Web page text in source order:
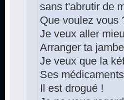
sans t'abrutir de
Que voulez vous
Je veux aller
Arranger ta
Je veux que la
Ses
Il est drogué !